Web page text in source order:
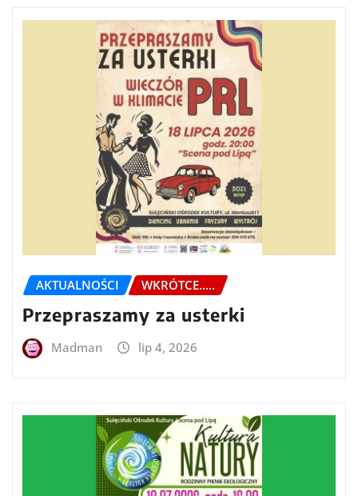
AKTUALNOŚCI WKRÓTCE.....
Przepraszamy za usterki
Madman lip 4, 2026